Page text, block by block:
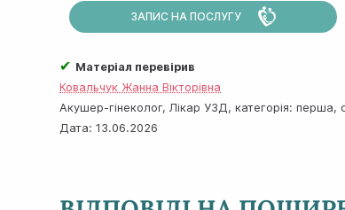
ЗАПИС НА ПОСЛУГУ
✔ Матеріал перевірив
Ковальчук Жанна Вікторівна
Акушер-гінеколог, Лiкар УЗД, категорія: перша,
Дата:13.06.2026